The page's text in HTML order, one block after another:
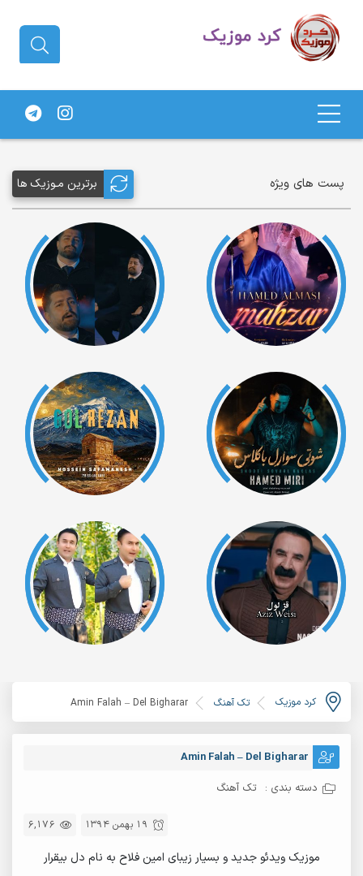
های کردی
پست های ویژه برترین مـوزیک ها
کرد موزیک تک آهنگ Amin Falah – Del Bigharar
Amin Falah – Del Bigharar
دسته بندی : تک آهنگ
6,176 19 بهمن 1394
موزیک ویدئو جدید و بسیار زیبای امین فلاح به نام دل بیقرار